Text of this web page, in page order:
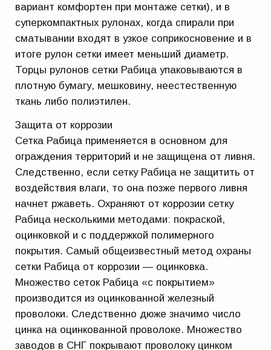
вариант комфортен при монтаже сетки), и в
суперкомпактных рулонах, когда спирали при
сматывании входят в узкое соприкосновение и в
итоге рулон сетки имеет меньший диаметр.
Торцы рулонов сетки Рабица упаковываются в
плотную бумагу, мешковину, неестественную
ткань либо полиэтилен.
Защита от коррозии
Сетка Рабица применяется в основном для
ограждения территорий и не защищена от ливня.
Следственно, если сетку Рабица не защитить от
воздействия влаги, то она позже первого ливня
начнет ржаветь. Охраняют от коррозии сетку
Рабица несколькими методами: покраской,
оцинковкой и с поддержкой полимерного
покрытия. Самый общеизвестный метод охраны
сетки Рабица от коррозии — оцинковка.
Множество сеток Рабица «с покрытием»
производится из оцинкованной железный
проволоки. Следственно дюже значимо число
цинка на оцинкованной проволоке. Множество
заводов в СНГ покрывают проволоку цинком